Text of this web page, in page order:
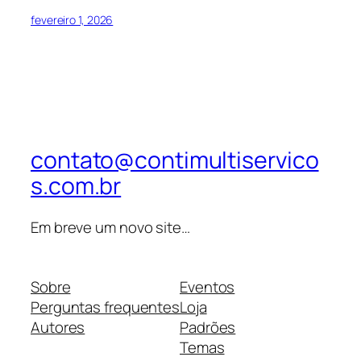
fevereiro 1, 2026
contato@contimultiservico
s.com.br
Em breve um novo site…
Sobre
Perguntas frequentes
Autores
Eventos
Loja
Padrões
Temas